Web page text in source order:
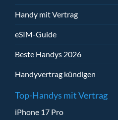
Handy mit Vertrag
eSIM-Guide
Beste Handys 2026
Handyvertrag kündigen
Top-Handys mit Vertrag
iPhone 17 Pro